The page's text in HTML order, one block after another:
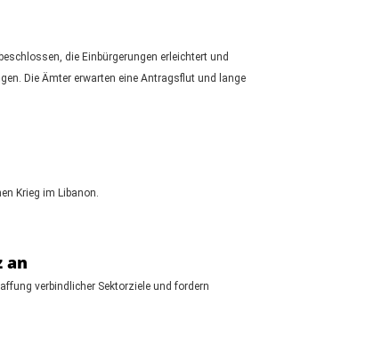
die Einbürgerungen erleichtert und
Die Ämter erwarten eine Antragsflut und lange
Krieg im Libanon.
an
verbindlicher Sektorziele und fordern